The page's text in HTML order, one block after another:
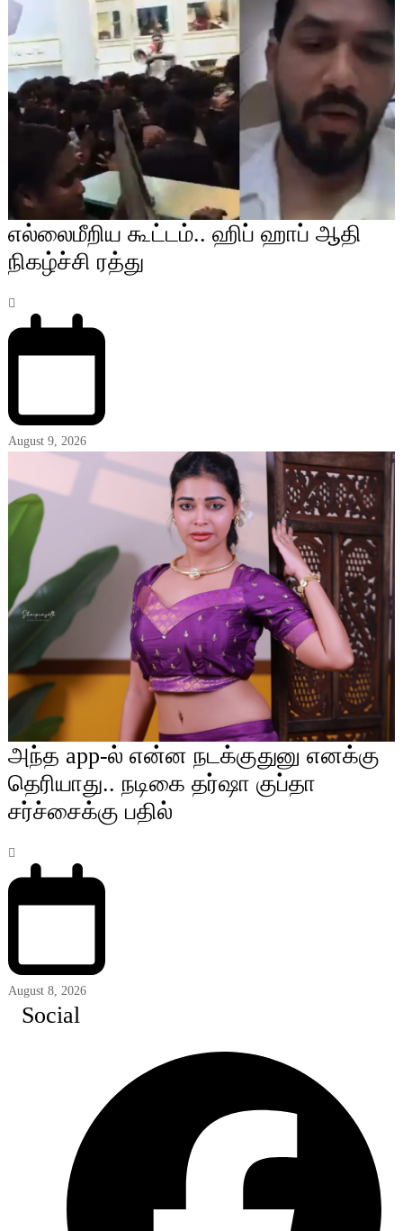
எல்லைமீறிய கூட்டம்.. ஹிப் ஹாப் ஆதி
நிகழ்ச்சி ரத்து
August 9, 2026
அந்த app-ல் என்ன நடக்குதுனு எனக்கு
தெரியாது.. நடிகை தர்ஷா குப்தா
சர்ச்சைக்கு பதில்
August 8, 2026
Social